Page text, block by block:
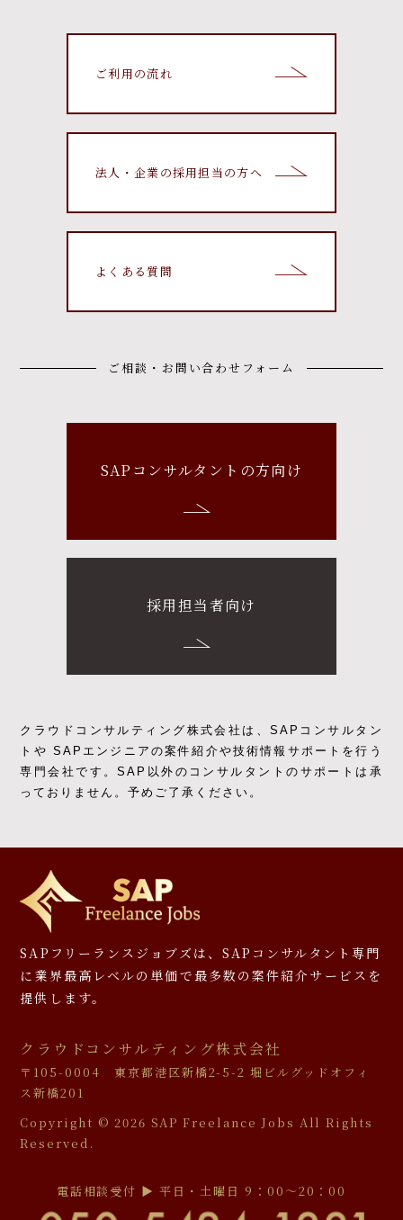
ご利用の流れ
法人・企業の採用担当の方へ
よくある質問
ご相談・お問い合わせフォーム
SAPコンサルタントの方向け
採用担当者向け
クラウドコンサルティング株式会社は、SAPコンサルタン
トや SAPエンジニアの案件紹介や技術情報サポートを行う
専門会社です。SAP以外のコンサルタントのサポートは承
っておりません。予めご了承ください。
SAPフリーランスジョブズは、SAPコンサルタント専門
に 業界最高レベルの単価で最多数の案件紹介サービスを
提供します。
クラウドコンサルティング株式会社
〒105-0004 東京都港区新橋2-5-2 堀ビルグッドオフィ
ス新橋201
Copyright © 2026 SAP Freelance Jobs All Rights
Reserved.
電話相談受付 ▶︎ 平日・土曜日 9：00〜20：00